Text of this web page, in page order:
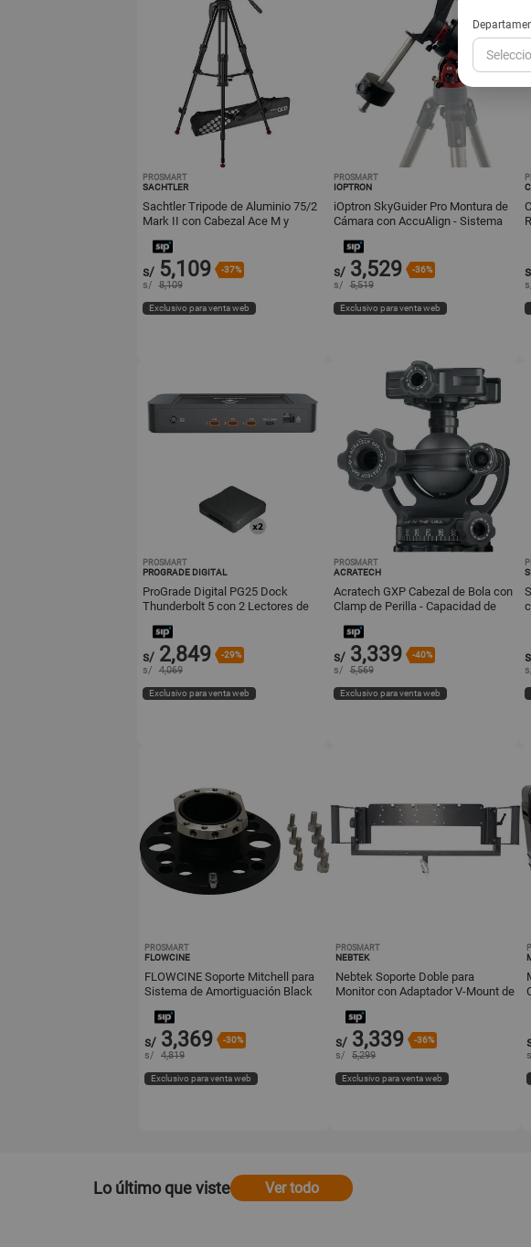
PROSMART
SACHTLER
Sachtler Tripode de Aluminio 75/2
Mark II con Cabezal Ace M y
s/ 5,109 -37%
s/ 8,109
Exclusivo para venta web
PROSMART
IOPTRON
iOptron SkyGuider Pro Montura de
Cámara con AccuAlign - Sistema
s/ 3,529 -36%
s/ 5,519
Exclusivo para venta web
PROSMART
PROGRADE DIGITAL
ProGrade Digital PG25 Dock
Thunderbolt 5 con 2 Lectores de
s/ 2,849 -29%
s/ 4,069
Exclusivo para venta web
PROSMART
ACRATECH
Acratech GXP Cabezal de Bola con
Clamp de Perilla - Capacidad de
s/ 3,339 -40%
s/ 5,569
Exclusivo para venta web
PROSMART
FLOWCINE
FLOWCINE Soporte Mitchell para
Sistema de Amortiguación Black
s/ 3,369 -30%
s/ 4,819
Exclusivo para venta web
PROSMART
NEBTEK
Nebtek Soporte Doble para
Monitor con Adaptador V-Mount de
s/ 3,339 -36%
s/ 5,299
Exclusivo para venta web
Lo último que viste Ver todo